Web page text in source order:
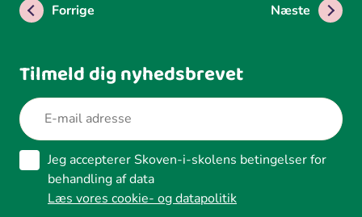
Forrige Næste
Tilmeld dig nyhedsbrevet
Jeg accepterer Skoven-i-skolens betingelser for
behandling af data
Læs vores cookie- og datapolitik